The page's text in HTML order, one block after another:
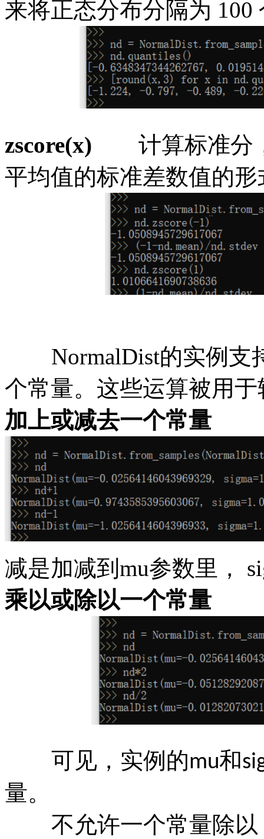
来将正态分布分隔为 100
zscore(x)
计算标准分
平均值的标准差数值的
NormalDist的实例
个常量。这些运算被用
加上或减去一个常量
减是加减到 mu参数里，
乘以或除以一个常量
可见，实例的mu和
量。
不允许一个常量除以